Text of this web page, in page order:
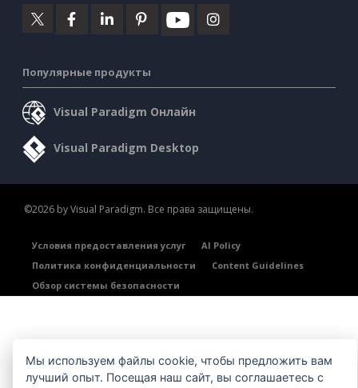
Популярные продукты
Visual Paradigm Онлайн
Visual Paradigm Desktop
©2026 by Visual Paradigm. Все права защищены.
Условия предоставления услуг
AI Policy
Политика конфиденциальности
Content Guidelines
Обзор системы безопасности
Мы используем файлы cookie, чтобы предложить вам
лучший опыт. Посещая наш сайт, вы соглашаетесь с